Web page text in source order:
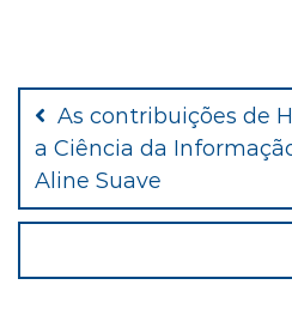
de
Post
As contribuições de
a Ciência da
Aline Suave